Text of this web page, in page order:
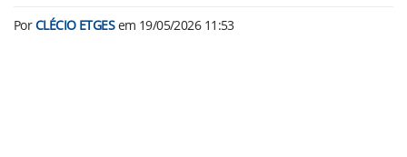
PorCLÉCIO ETGESem 19/05/2026 11:53